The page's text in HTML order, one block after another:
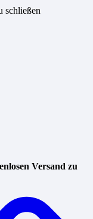
schließen
Versand zu